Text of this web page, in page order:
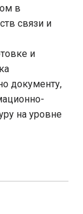
в
связи и
и
документу,
на уровне